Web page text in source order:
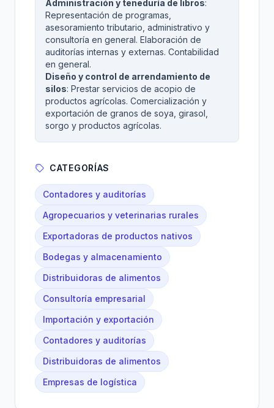
Administración y teneduría de libros:
Representación de programas,
asesoramiento tributario, administrativo y
consultoría en general. Elaboración de
auditorías internas y externas. Contabilidad
en general.
Diseño y control de arrendamiento de
silos: Prestar servicios de acopio de
productos agrícolas. Comercialización y
exportación de granos de soya, girasol,
sorgo y productos agrícolas.
CATEGORÍAS
Contadores y auditorías
Agropecuarios y veterinarias rurales
Exportadoras de productos nativos
Bodegas y almacenamiento
Distribuidoras de alimentos
Consultoría empresarial
Importación y exportación
Contadores y auditorías
Distribuidoras de alimentos
Empresas de logística